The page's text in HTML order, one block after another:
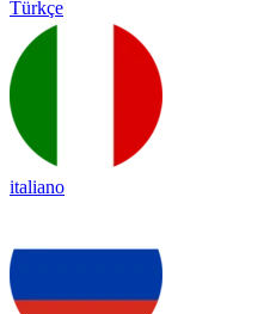
Türkçe
italiano